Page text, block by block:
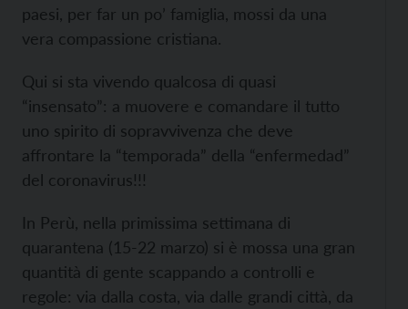
paesi, per far un po’ famiglia, mossi da una
vera compassione cristiana.
Qui si sta vivendo qualcosa di quasi
“insensato”: a muovere e comandare il tutto
uno spirito di sopravvivenza che deve
affrontare la “temporada” della “enfermedad”
del coronavirus!!!
In Perù, nella primissima settimana di
quarantena (15-22 marzo) si è mossa una gran
quantità di gente scappando a controlli e
regole: via dalla costa, via dalle grandi città, da